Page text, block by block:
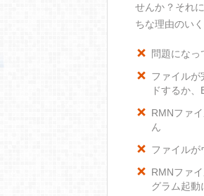
せんか？それ
ちな理由のい
問題にな
ファイルが
ドするか
RMNファ
ん
ファイルが
RMNファ
グラム起動